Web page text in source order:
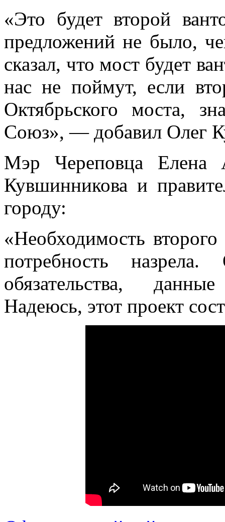
«Это будет второй
предложений не было,
сказал, что мост будет
нас не поймут, если
Октябрьского моста,
Союз», — добавил Олег
Мэр Череповца Елена
Кувшинникова и
городу:
«Необходимость
потребность
обязательства,
Надеюсь, этот проект